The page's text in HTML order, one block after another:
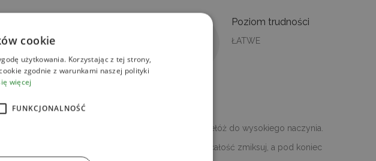
ŁAGODNE
Poziom trudności
ŁATWE
pokrój na małe kawałki, usuń z niego pestki i przełóż do wysokiego naczynia.
dodaj truskawki, miętę, cukier, sok z cytryny i całość zmiksuj, a pod koniec
cookie
użytkowania. Korzystając z tej strony,
zgodnie z warunkami naszej polityki
więcej
FUNKCJONALNOŚĆ